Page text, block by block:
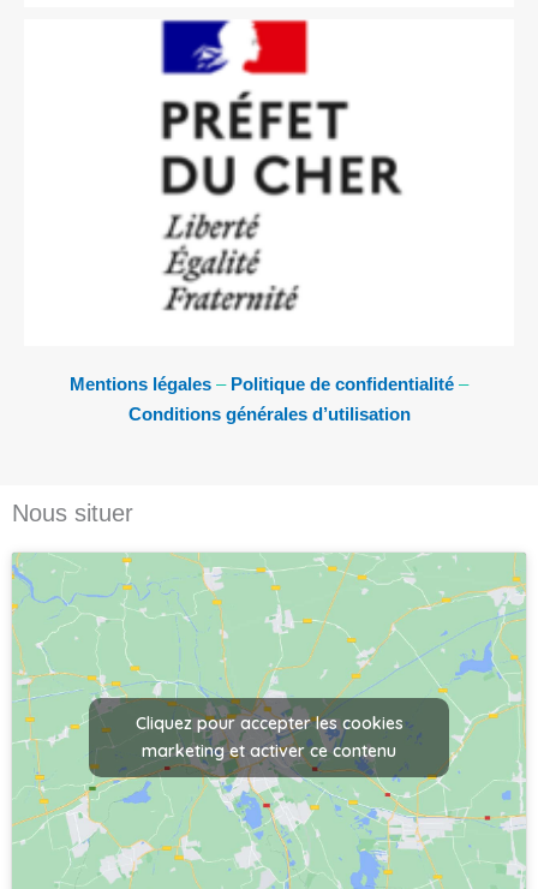
Mentions légales – Politique de confidentialité –
Conditions générales d’utilisation
Nous situer
Cliquez pour accepter les cookies
marketing et activer ce contenu